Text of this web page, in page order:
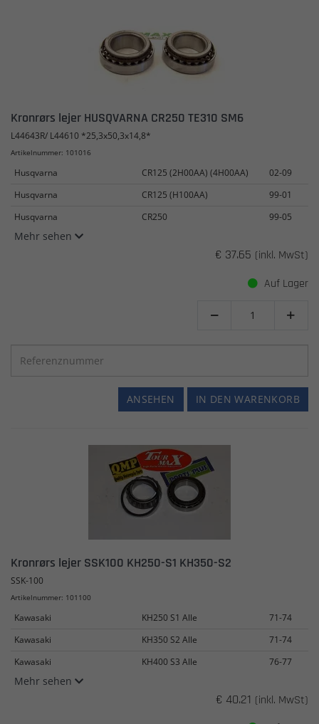
Kronrørs lejer HUSQVARNA CR250 TE310 SM6
L44643R/ L44610 *25,3x50,3x14,8*
Artikelnummer: 101016
Husqvarna CR125 (2H00AA) (4H00AA)
02-09
Husqvarna
CR125 (H100AA)
99-01
Husqvarna
CR250 99-05
Mehr sehen
€ 37.65 (inkl. MwSt)
Auf Lager
 
IN DEN WARENKORB
ANSEHEN
Kronrørs lejer SSK100 KH250-S1 KH350-S2
SSK-100
Artikelnummer: 101100
Kawasaki KH250 S1 Alle
71-74
Kawasaki
KH350 S2 Alle
71-74
Kawasaki
KH400 S3 Alle 76-77
Mehr sehen
€ 40.21 (inkl. MwSt)